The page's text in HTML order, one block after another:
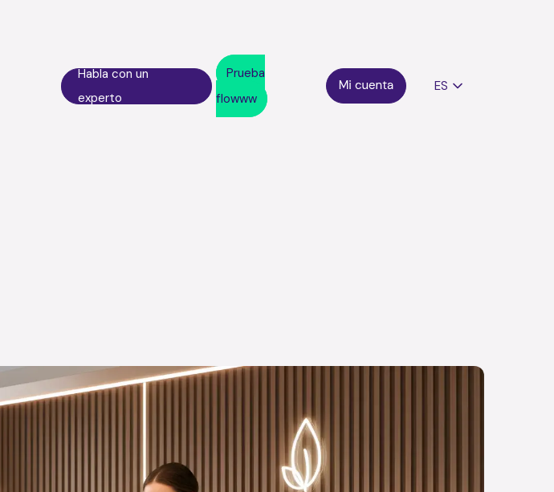
Habla con un
experto
Prueba
flowww
ES